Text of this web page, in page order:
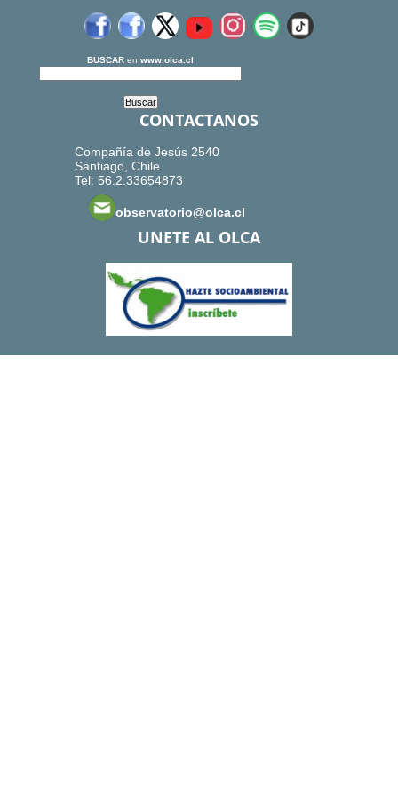
BUSCAR en www.olca.cl
CONTACTANOS
Compañía de Jesús 2540
Santiago, Chile.
Tel: 56.2.33654873
observatorio@olca.cl
UNETE AL OLCA